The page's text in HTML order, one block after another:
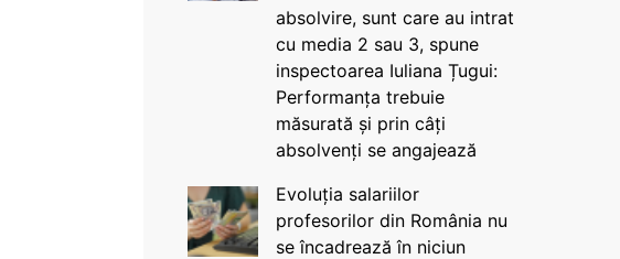
absolvire, sunt care au intrat
cu media 2 sau 3, spune
inspectoarea Iuliana Țugui:
Performanța trebuie
măsurată și prin câți
absolvenți se angajează
Evoluția salariilor
profesorilor din România nu
se încadrează în niciun